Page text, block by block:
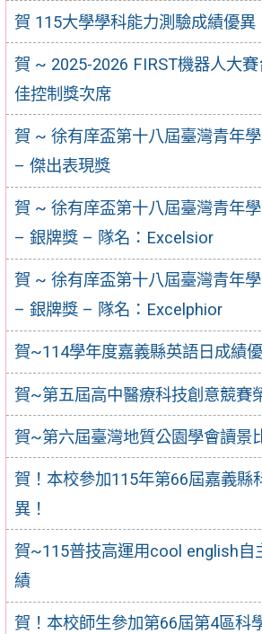
賀 115大學學科能力測驗成績優異
賀 ~ 2025-2026 FIRST機器⼈⼤
佳控制獎次席
賀 ~ 徐有庠盃第十八屆臺灣青年
– 傑出表現獎
賀 ~ 徐有庠盃第十八屆臺灣青年
– 銀牌獎 – 隊名：Excelsior
賀 ~ 徐有庠盃第十八屆臺灣青年
– 銀牌獎 – 隊名：Excelphior
賀~114學年度嘉義縣英語日成績
賀~第五屆高中醫療科技創意競賽
賀~第六屆臺灣地質公園學會讀景
賀！本校參加115年第66屆嘉義縣
異！
賀~115普技高運用cool english自
績
賀！本校師生參加第66屆第4區科